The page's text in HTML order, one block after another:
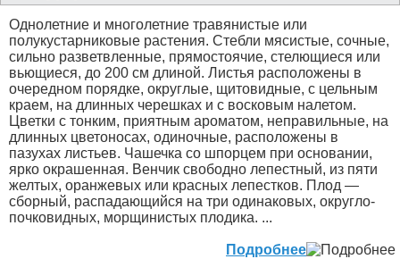
Однолетние и многолетние травянистые или
полукустарниковые растения. Стебли мясистые, сочные,
сильно разветвленные, прямостоячие, стелющиеся или
вьющиеся, до 200 см длиной. Листья расположены в
очередном порядке, округлые, щитовидные, с цельным
краем, на длинных черешках и с восковым налетом.
Цветки с тонким, приятным ароматом, неправильные, на
длинных цветоносах, одиночные, расположены в
пазухах листьев. Чашечка со шпорцем при основании,
ярко окрашенная. Венчик свободно лепестный, из пяти
желтых, оранжевых или красных лепестков. Плод —
сборный, распадающийся на три одинаковых, округло-
почковидных, морщинистых плодика. ...
Подробнее